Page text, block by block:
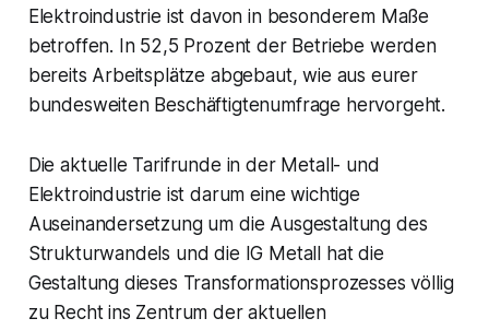
Elektroindustrie ist davon in besonderem Maße
betroffen. In 52,5 Prozent der Betriebe werden
bereits Arbeitsplätze abgebaut, wie aus eurer
bundesweiten Beschäftigtenumfrage hervorgeht.
Die aktuelle Tarifrunde in der Metall- und
Elektroindustrie ist darum eine wichtige
Auseinandersetzung um die Ausgestaltung des
Strukturwandels und die IG Metall hat die
Gestaltung dieses Transformationsprozesses völlig
zu Recht ins Zentrum der aktuellen